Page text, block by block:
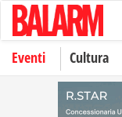
Eventi Cultura